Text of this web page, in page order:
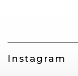
Instagram